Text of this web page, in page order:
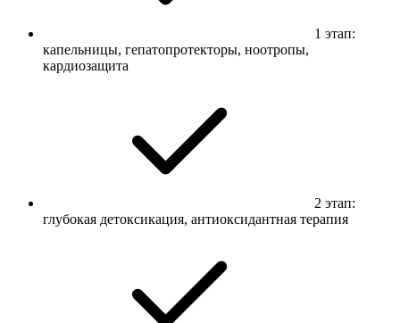
1 этап:
капельницы, гепатопротекторы, ноотропы,
кардиозащита
2 этап:
глубокая детоксикация, антиоксидантная терапия